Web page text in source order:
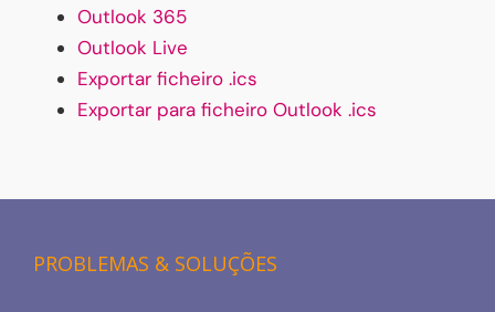
Outlook 365
Outlook Live
Exportar ficheiro .ics
Exportar para ficheiro Outlook .ics
PROBLEMAS & SOLUÇÕES